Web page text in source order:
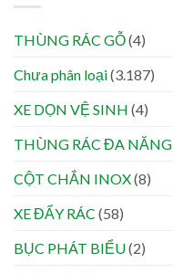
THÙNG RÁC GỖ(4)
Chưa phân loại(3.187)
XE DỌN VỆ SINH (4)
THÙNG RÁC ĐA NĂNG
CỘT CHẮN INOX(8)
XE ĐẨY RÁC (58)
BỤC PHÁT BIỂU(2)